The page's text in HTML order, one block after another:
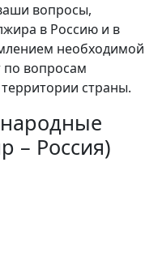
вопросы,
в Россию и в
необходимой
по вопросам
страны.
– Россия)